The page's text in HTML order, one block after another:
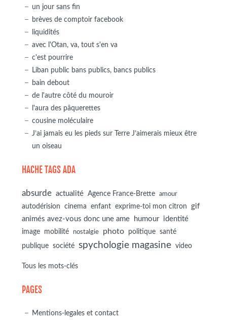
un jour sans fin
brèves de comptoir facebook
liquidités
avec l'Otan, va, tout s'en va
c'est pourrire
Liban public bans publics, bancs publics
bain debout
de l'autre côté du mouroir
l'aura des pâquerettes
cousine moléculaire
J’ai jamais eu les pieds sur Terre J’aimerais mieux être
un oiseau
HACHE TAGS ADA
absurde actualité Agence France-Brette amour
autodérision cinema enfant exprime-toi mon citron
gif
animés avez-vous donc une ame
humour identité
image mobilité nostalgie photo politique
santé
publique
société spychologie magasine video
Tous les mots-clés
PAGES
Mentions-legales et contact